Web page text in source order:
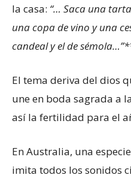
la casa: “… Saca una
una copa de vino y una
candeal y el de
El tema deriva del dios
une en boda sagrada a
así la fertilidad para el
En Australia, una
imita todos los sonidos